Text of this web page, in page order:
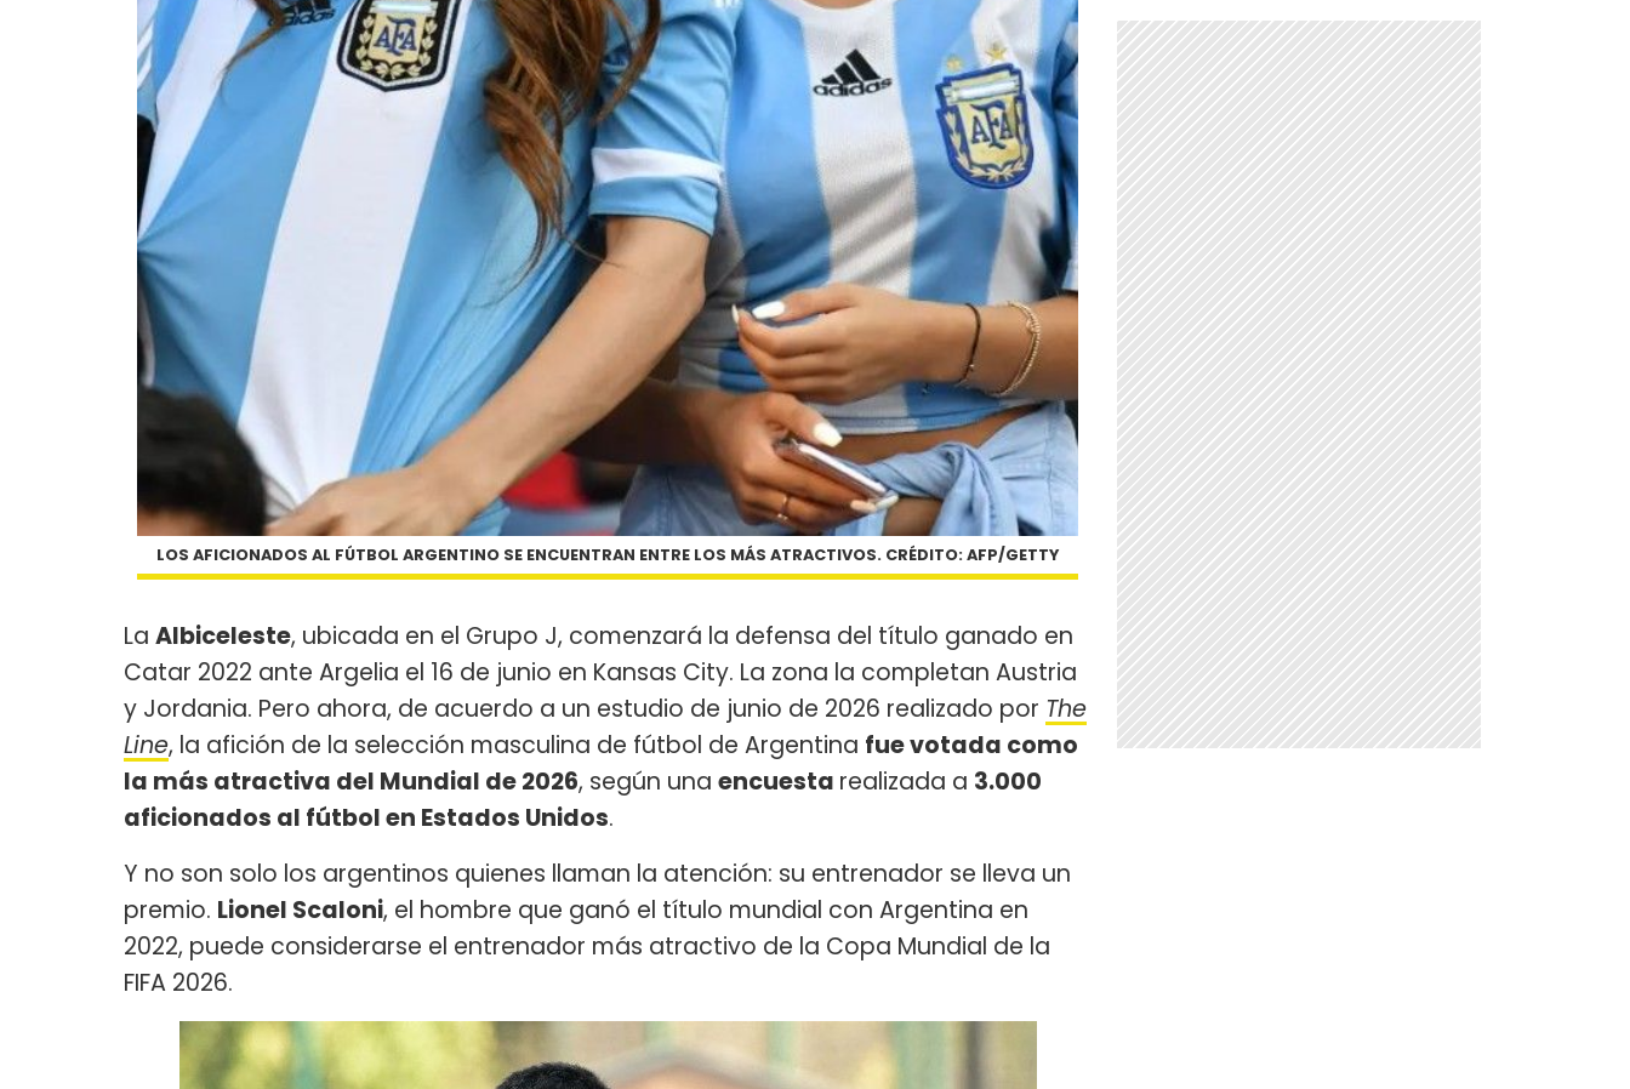
LOS AFICIONADOS AL FÚTBOL ARGENTINO SE ENCUENTRAN ENTRE LOS MÁS ATRACTIVOS. CRÉDITO: AFP/GETTY
La Albiceleste, ubicada en el Grupo J, comenzará la defensa del título ganado en
Catar 2022 ante Argelia el 16 de junio en Kansas City. La zona la completan Austria
y Jordania. Pero ahora, de acuerdo a un estudio de junio de 2026 realizado por The
Line, la afición de la selección masculina de fútbol de Argentina fue votada como
la más atractiva del Mundial de 2026, según una encuesta realizada a 3.000
aficionados al fútbol en Estados Unidos.
Y no son solo los argentinos quienes llaman la atención: su entrenador se lleva un
premio. Lionel Scaloni, el hombre que ganó el título mundial con Argentina en
2022, puede considerarse el entrenador más atractivo de la Copa Mundial de la
FIFA 2026.